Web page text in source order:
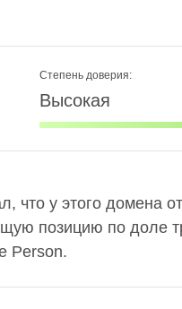
Степень доверия:
Высокая
что у этого домена
позицию по доле
Person.